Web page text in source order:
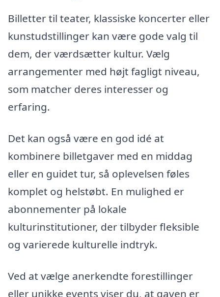
Billetter til teater, klassiske koncerter eller
kunstudstillinger kan være gode valg til
dem, der værdsætter kultur. Vælg
arrangementer med højt fagligt niveau,
som matcher deres interesser og
erfaring.
Det kan også være en god idé at
kombinere billetgaver med en middag
eller en guidet tur, så oplevelsen føles
komplet og helstøbt. En mulighed er
abonnementer på lokale
kulturinstitutioner, der tilbyder fleksible
og varierede kulturelle indtryk.
Ved at vælge anerkendte forestillinger
eller unikke events viser du, at gaven er